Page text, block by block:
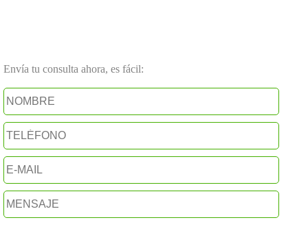
Envía tu consulta ahora, es fácil: